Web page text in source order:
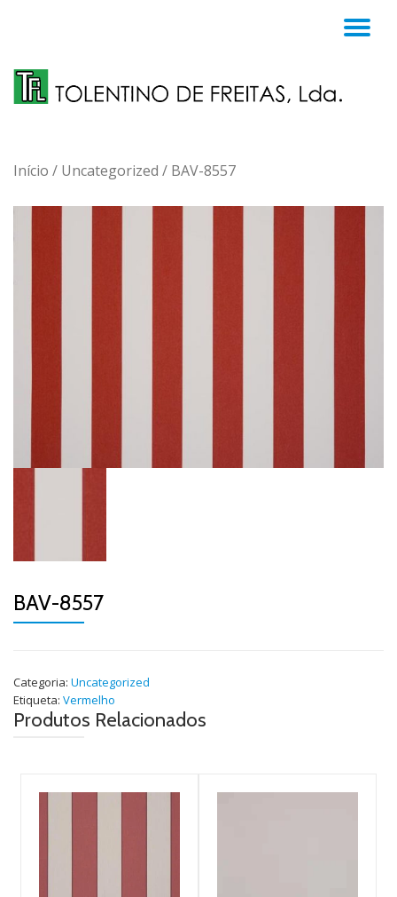
content
Início / Uncategorized / BAV-8557
BAV-8557
Categoria: Uncategorized
Etiqueta: Vermelho
Produtos Relacionados